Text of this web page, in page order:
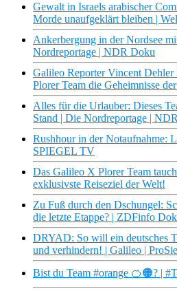
Gewalt in Israels arabischer
Morde unaufgeklärt bleiben |
Ankerbergung in der Nordsee
Nordreportage | NDR Doku
Galileo Reporter Vincent
Plorer Team die Geheimnisse
Alles für die Urlauber: Dieses
Stand | Die Nordreportage |
Rushhour in der Notaufnahme:
SPIEGEL TV
Das Galileo X Plorer Team
exklusivste Reiseziel der Welt!
Zu Fuß durch den Dschungel:
die letzte Etappe? | ZDFinfo
DRYAD: So will ein deutsches
und verhindern! | Galileo |
Bist du Team #orange 🍊🟠? |